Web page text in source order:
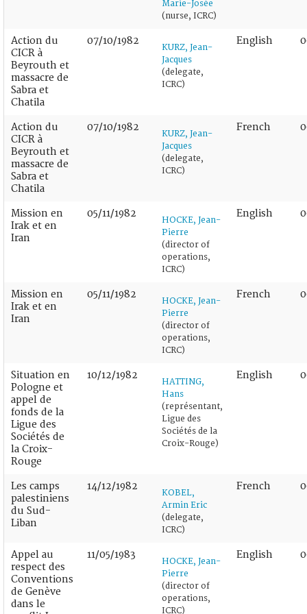
Marie-Josée
(nurse, ICRC)
Action du
CICR à
Beyrouth et
massacre de
Sabra et
Chatila
07/10/1982
KURZ, Jean-
Jacques
(delegate,
ICRC)
English
Action du
CICR à
Beyrouth et
massacre de
Sabra et
Chatila
07/10/1982
KURZ, Jean-
Jacques
(delegate,
ICRC)
French
Mission en
Irak et en
Iran
05/11/1982
HOCKE, Jean-
Pierre
(director of
operations,
ICRC)
English
Mission en
Irak et en
Iran
05/11/1982
HOCKE, Jean-
Pierre
(director of
operations,
ICRC)
French
Situation en
Pologne et
appel de
fonds de la
Ligue des
Sociétés de
la Croix-
Rouge
10/12/1982
HATTING,
Hans
(représentant,
Ligue des
Sociétés de la
Croix-Rouge)
English
Les camps
palestiniens
du Sud-
Liban
14/12/1982
KOBEL,
Armin Eric
(delegate,
ICRC)
French
Appel au
respect des
Conventions
de Genève
dans le
11/05/1983
HOCKE, Jean-
Pierre
(director of
operations,
ICRC)
English